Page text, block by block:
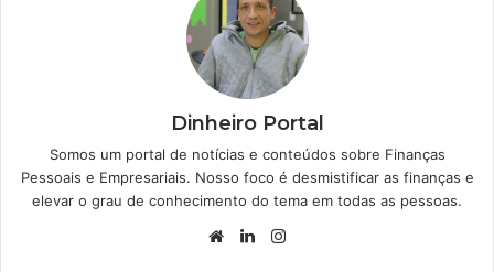
Dinheiro Portal
Somos um portal de notícias e conteúdos sobre Finanças
Pessoais e Empresariais. Nosso foco é desmistificar as finanças e
elevar o grau de conhecimento do tema em todas as pessoas.
WebsiteLinkedin